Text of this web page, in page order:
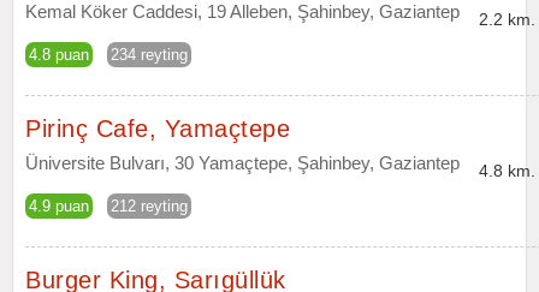
Kemal Köker Caddesi, 19 Alleben, Şahinbey, Gaziantep
4.8 puan 234 reyting
2.2 km.
Pirinç Cafe, Yamaçtepe
Üniversite Bulvarı, 30 Yamaçtepe, Şahinbey, Gaziantep
4.9 puan 212 reyting
4.8 km.
Burger King, Sarıgüllük